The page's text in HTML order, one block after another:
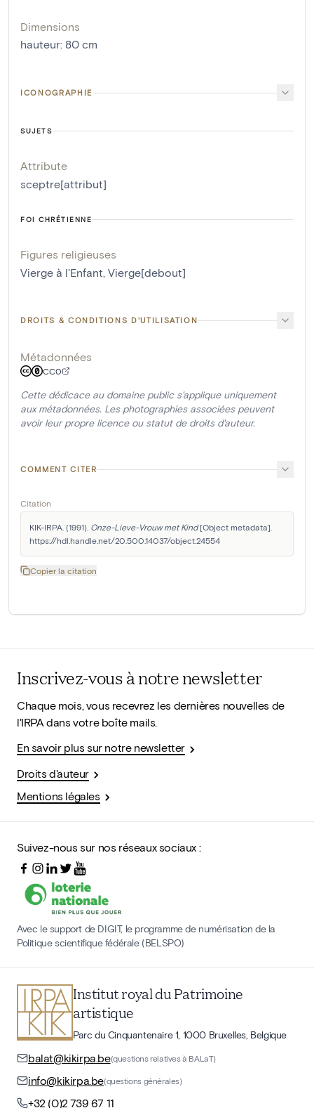
Dimensions
hauteur: 80 cm
ICONOGRAPHIE
SUJETS
Attribute
sceptre[attribut]
FOI CHRÉTIENNE
Figures religieuses
Vierge à l'Enfant, Vierge[debout]
DROITS & CONDITIONS D'UTILISATION
Métadonnées
CC0
Cette dédicace au domaine public s'applique uniquement
aux métadonnées. Les photographies associées peuvent
avoir leur propre licence ou statut de droits d'auteur.
COMMENT CITER
Citation
KIK-IRPA. (1991). Onze-Lieve-Vrouw met Kind [Object metadata].
https://hdl.handle.net/20.500.14037/object.24554
Copier la citation
Inscrivez-vous à notre newsletter
Chaque mois, vous recevrez les dernières nouvelles de
l'IRPA dans votre boîte mails.
En savoir plus sur notre newsletter
Droits d'auteur
Mentions légales
Suivez-nous sur nos réseaux sociaux :
Avec le support de DIGIT, le programme de numérisation de la
Politique scientifique fédérale (BELSPO)
Institut royal du Patrimoine
artistique
Parc du Cinquantenaire 1, 1000 Bruxelles, Belgique
balat@kikirpa.be(questions relatives à BALaT)
info@kikirpa.be(questions générales)
+32 (0)2 739 67 11